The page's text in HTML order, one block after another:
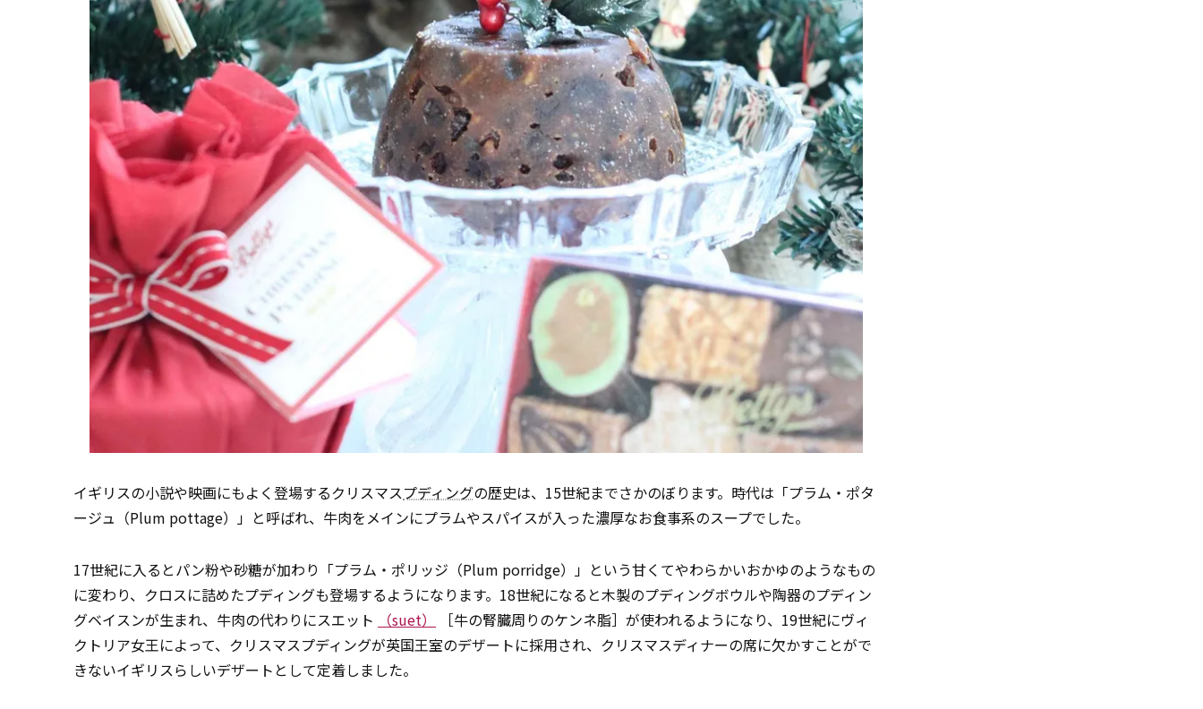
イギリスの小説や映画にもよく登場するクリスマスプディングの歴史は、15世紀までさかのぼります。時代は「プラム・ポタ
ージュ（Plum pottage）」と呼ばれ、牛肉をメインにプラムやスパイスが入った濃厚なお食事系のスープでした。
17世紀に入るとパン粉や砂糖が加わり「プラム・ポリッジ（Plum porridge）」という甘くてやわらかいおかゆのようなもの
に変わり、クロスに詰めたプディングも登場するようになります。18世紀になると木製のプディングボウルや陶器のプディン
グベイスンが生まれ、牛肉の代わりにスエット
（suet）
［牛の腎臓周りのケンネ脂］が使われるようになり、19世紀にヴィ
クトリア女王によって、クリスマスプディングが英国王室のデザートに採用され、クリスマスディナーの席に欠かすことがで
きないイギリスらしいデザートとして定着しました。